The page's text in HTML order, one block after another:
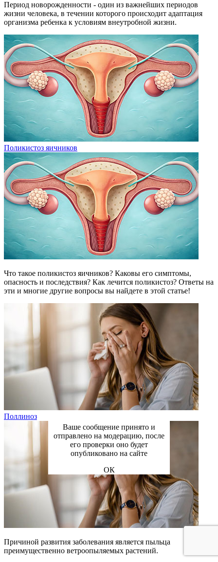
Период новорожденности - один из важнейших периодов
жизни человека, в течении которого происходит адаптация
организма ребенка к условиям внеутробной жизни.
Поликистоз яичников
Что такое поликистоз яичников? Каковы его симптомы,
опасность и последствия? Как лечится поликистоз? Ответы на
эти и многие другие вопросы вы найдете в этой статье!
Поллиноз
Причиной развития заболевания является пыльца
преимущественно ветроопыляемых растений.
Ваше сообщение принято и
отправлено на модерацию, после
его проверки оно будет
опубликовано на сайте
ОК